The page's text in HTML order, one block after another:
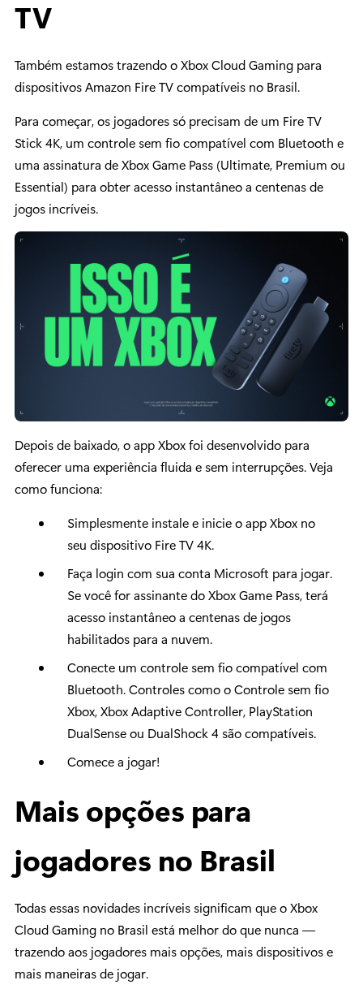
TV
Também estamos trazendo o Xbox Cloud Gaming para
dispositivos Amazon Fire TV compatíveis no Brasil.
Para começar, os jogadores só precisam de um Fire TV
Stick 4K, um controle sem fio compatível com Bluetooth e
uma assinatura de Xbox Game Pass (Ultimate, Premium ou
Essential) para obter acesso instantâneo a centenas de
jogos incríveis.
Depois de baixado, o app Xbox foi desenvolvido para
oferecer uma experiência fluida e sem interrupções. Veja
como funciona:
Simplesmente instale e inicie o app Xbox no
seu dispositivo Fire TV 4K.
Faça login com sua conta Microsoft para jogar.
Se você for assinante do Xbox Game Pass, terá
acesso instantâneo a centenas de jogos
habilitados para a nuvem.
Conecte um controle sem fio compatível com
Bluetooth. Controles como o Controle sem fio
Xbox, Xbox Adaptive Controller, PlayStation
DualSense ou DualShock 4 são compatíveis.
Comece a jogar!
Mais opções para
jogadores no Brasil
Todas essas novidades incríveis significam que o Xbox
Cloud Gaming no Brasil está melhor do que nunca —
trazendo aos jogadores mais opções, mais dispositivos e
mais maneiras de jogar.